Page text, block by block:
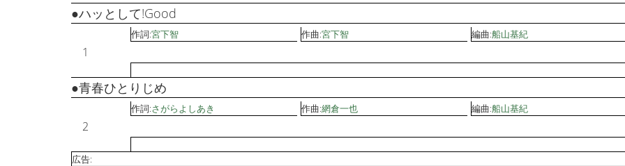
1
●ハッとして!Good
作詞:宮下智 作曲:宮下智 編曲:船山基紀
2
●青春ひとりじめ
作詞:さがらよしあき 作曲:網倉一也 編曲:船山基紀
広告: